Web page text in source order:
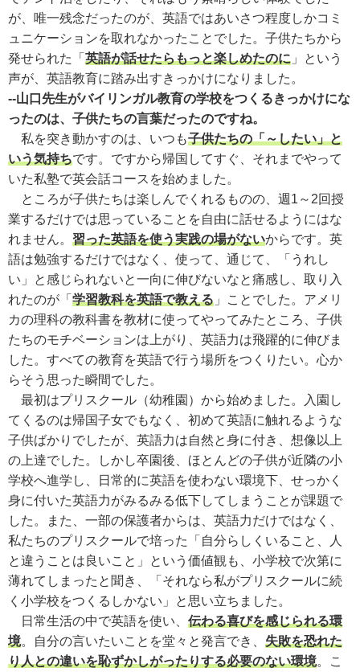
が、唯一残念だったのが、英語ではあいさつ程度しかコミ
ュニケーションを取れなかったことでした。子供たちから
発せられた「 英語が話せたらもっと楽しめたのに 」という
声が、英語教育に踏み出すきっかけになりました。
--山口先生がバイリンガル教育の学校をつくるきっかけにな
ったのは、子供たちの言葉だったのですね。
私を突き動かすのは、いつも子供たちの「～したい」と
いう気持ちです。ですから帰国してすぐ、それまでやって
いた私塾で英会話コースを始めました。
ところが子供たちは楽しんでくれるものの、週1～2回授
業するだけでは思っていることを自由に話せるようにはな
れません。 習った英語を使う実践の場がないからです。英
語は勉強するだけではなく、使って、通じて、「うれし
い」と感じられないと一向に伸びないなと痛感し、取り入
れたのが「 学習教科を英語で教える 」ことでした。アメリ
カの理科の教科書を教材に使ってやってみたところ、子供
たちのモチベーションは上がり、英語力は飛躍的に伸びま
した。すべての教育を英語で行う場所をつくりたい。心か
らそう思った瞬間でした。
最初はプリスクール（幼稚園）から始めました。入園し
てくるのは帰国子女でもなく、初めて英語に触れるような
子供ばかりでしたが、英語力は自然と身に付き、想像以上
の上達でした。しかし卒園後、ほとんどの子供が近隣の小
学校へ進学し、日常的に英語を使わない環境下、せっかく
身に付いた英語力がみるみる低下してしまうことが課題で
した。また、一部の保護者からは、英語力だけではなく、
私たちのプリスクールで培った「自分らしくいること、人
と違うことは良いこと」という価値観も、小学校で次第に
薄れてしまったと聞き、「それなら私がプリスクールに続
く小学校をつくるしかない」と思い立ちました。
日常生活の中で英語を使い、 伝わる喜びを感じられる環
境。自分の言いたいことを堂々と発言でき、 失敗を恐れた
り人との違いを恥ずかしがったりする必要のない環境。こ